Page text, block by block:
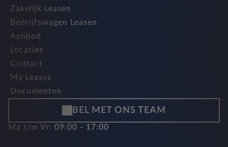
Zakelijk Leasen
Bedrijfswagen Leasen
Aanbod
Locaties
Contact
My Leasys
Documenten
BEL MET ONS TEAM
Ma t/m Vr: 09:00 - 17:00